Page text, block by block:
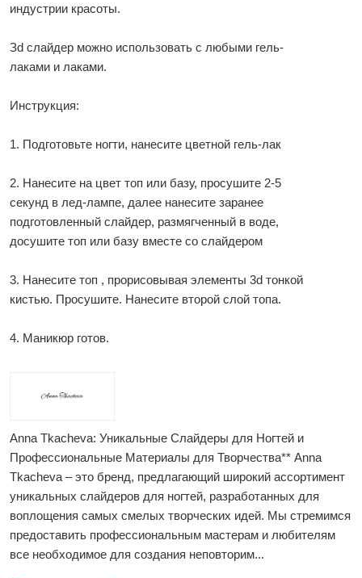
индустрии красоты.
Зd слайдер можно использовать с любыми гель-
лаками и лаками.
Инструкция:
1. Подготовьте ногти, нанесите цветной гель-лак
2. Нанесите на цвет топ или базу, просушите 2-5
секунд в лед-лампе, далее нанесите заранее
подготовленный слайдер, размягченный в воде,
досушите топ или базу вместе со слайдером
3. Нанесите топ , прорисовывая элементы 3d тонкой
кистью. Просушите. Нанесите второй слой топа.
4. Маникюр готов.
Anna Tkacheva: Уникальные Слайдеры для Ногтей и
Профессиональные Материалы для Творчества** Anna
Tkacheva – это бренд, предлагающий широкий ассортимент
уникальных слайдеров для ногтей, разработанных для
воплощения самых смелых творческих идей. Мы стремимся
предоставить профессиональным мастерам и любителям
все необходимое для создания неповторим...